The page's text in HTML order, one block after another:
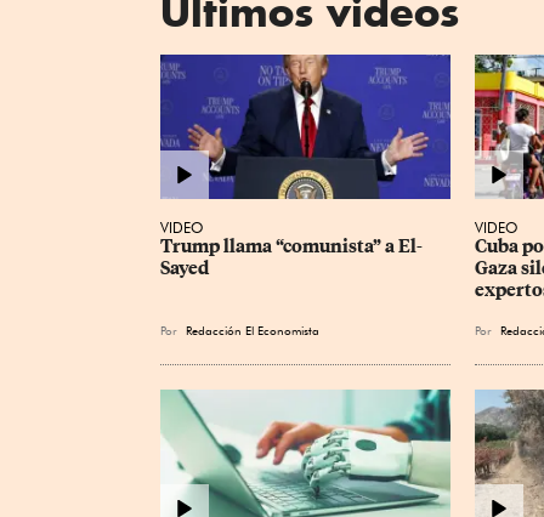
Últimos videos
VIDEO
Trump llama “comunista” a El-
Sayed
Por Redacción El Economista
VIDEO
Cuba
Gaza
Por